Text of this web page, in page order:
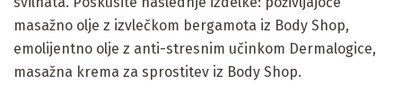
masažno olje z izvlečkom bergamota iz Body Shop,
emolijentno olje z anti-stresnim učinkom Dermalogice,
masažna krema za sprostitev iz Body Shop.